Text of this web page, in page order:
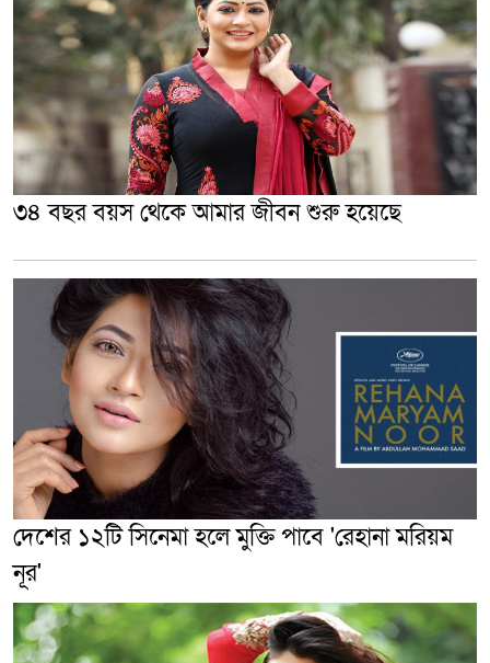
৩৪ বছর বয়স থেকে আমার জীবন শুরু হয়েছে
দেশের ১২টি সিনেমা হলে মুক্তি পাবে 'রেহানা মরিয়ম
নূর'